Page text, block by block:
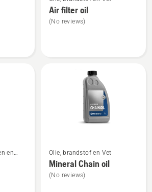
details
over
Air filter oil
(No reviews)
en
meer
details
over
Olie, brandstof en Vet
Mineral Chain oil
(No reviews)